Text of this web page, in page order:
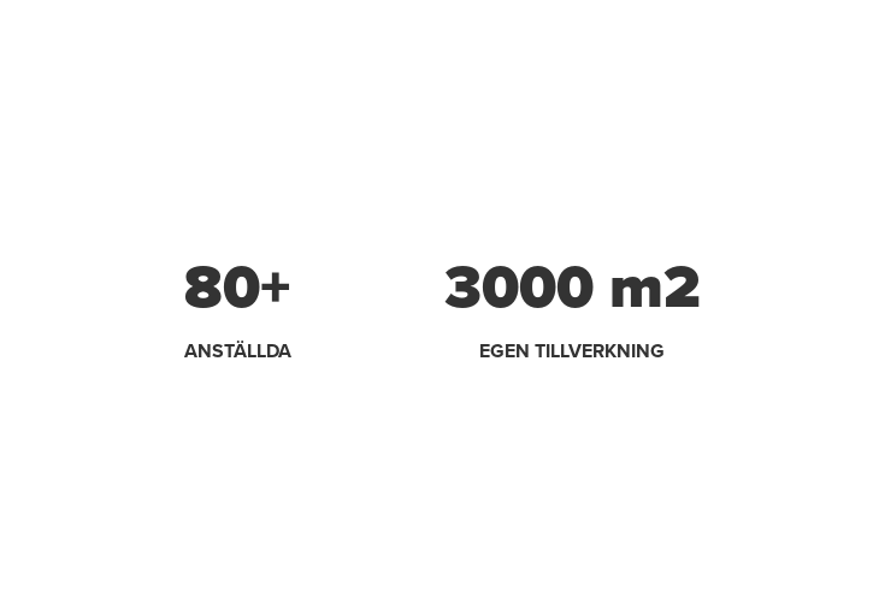
80+
ANSTÄLLDA
3000 m2
EGEN TILLVERKNING